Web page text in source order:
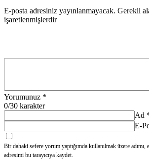
E-posta adresiniz yayınlanmayacak. Gerekli
işaretlenmişlerdir
Yorumunuz *
0/30 karakter
Ad
E-
Bir dahaki sefere yorum yaptığımda kullanılmak üzere
adresimi bu tarayıcıya kaydet.